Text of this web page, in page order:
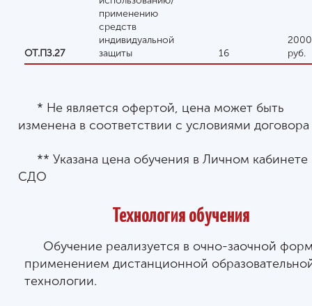
ОТ.ПЗ.27
применению
средств
индивидуальной
защиты
16
2000
руб.
* Не является офертой, цена может быть
изменена в соответствии с условиями договора
** Указана цена обучения в Личном кабинете
СДО
Технология обучения
Обучение реализуется в очно-заочной
применением дистанционной
технологии.